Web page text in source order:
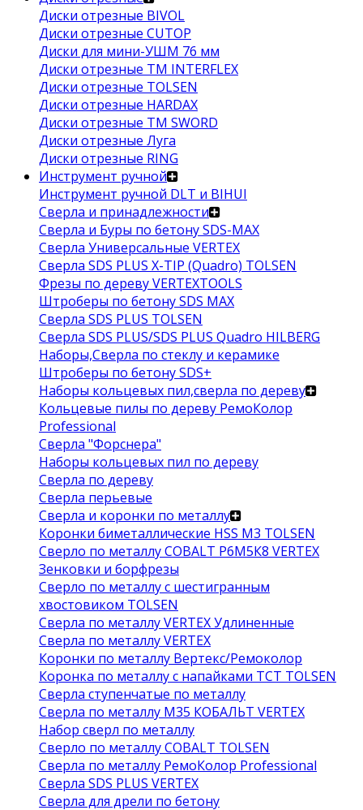
Диски отрезные BIVOL
Диски отрезные CUTOP
Диски для мини-УШМ 76 мм
Диски отрезные ТМ INTERFLEX
Диски отрезные TOLSEN
Диски отрезные HARDAX
Диски отрезные ТМ SWORD
Диски отрезные Луга
Диски отрезные RING
Инструмент ручной
Инструмент ручной DLT и BIHUI
Сверла и принадлежности
Сверла и Буры по бетону SDS-MAX
Сверла Универсальные VERTEX
Сверла SDS PLUS X-TIP (Quadro) TOLSEN
Фрезы по дереву VERTEXTOOLS
Штроберы по бетону SDS MAX
Сверла SDS PLUS TOLSEN
Сверла SDS PLUS/SDS PLUS Quadro HILBERG
Наборы,Сверла по стеклу и керамике
Штроберы по бетону SDS+
Наборы кольцевых пил,сверла по дереву
Кольцевые пилы по дереву РемоКолор
Professional
Сверла "Форснера"
Наборы кольцевых пил по дереву
Сверла по дереву
Сверла перьевые
Сверла и коронки по металлу
Коронки биметаллические HSS M3 TOLSEN
Сверло по металлу COBALT Р6М5К8 VERTEX
Зенковки и борфрезы
Сверло по металлу с шестигранным
хвостовиком TOLSEN
Сверла по металлу VERTEX Удлиненные
Сверла по металлу VERTEX
Коронки по металлу Вертекс/Ремоколор
Коронка по металлу с напайками TCT TOLSEN
Сверла ступенчатые по металлу
Сверла по металлу М35 КОБАЛЬТ VERTEX
Набор сверл по металлу
Сверло по металлу COBALT TOLSEN
Сверла по металлу РемоКолор Professional
Сверла SDS PLUS VERTEX
Сверла для дрели по бетону